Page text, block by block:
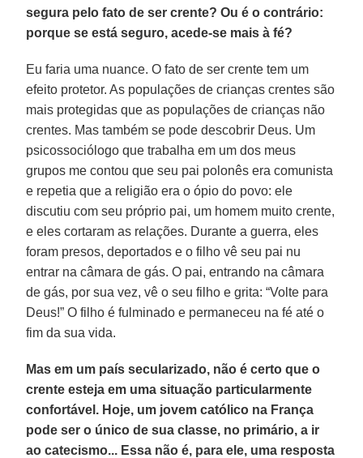
segura pelo fato de ser crente? Ou é o contrário:
porque se está seguro, acede-se mais à fé?
Eu faria uma nuance. O fato de ser crente tem um
efeito protetor. As populações de crianças crentes são
mais protegidas que as populações de crianças não
crentes. Mas também se pode descobrir Deus. Um
psicossociólogo que trabalha em um dos meus
grupos me contou que seu pai polonês era comunista
e repetia que a religião era o ópio do povo: ele
discutiu com seu próprio pai, um homem muito crente,
e eles cortaram as relações. Durante a guerra, eles
foram presos, deportados e o filho vê seu pai nu
entrar na câmara de gás. O pai, entrando na câmara
de gás, por sua vez, vê o seu filho e grita: “Volte para
Deus!” O filho é fulminado e permaneceu na fé até o
fim da sua vida.
Mas em um país secularizado, não é certo que o
crente esteja em uma situação particularmente
confortável. Hoje, um jovem católico na França
pode ser o único de sua classe, no primário, a ir
ao catecismo... Essa não é, para ele, uma resposta